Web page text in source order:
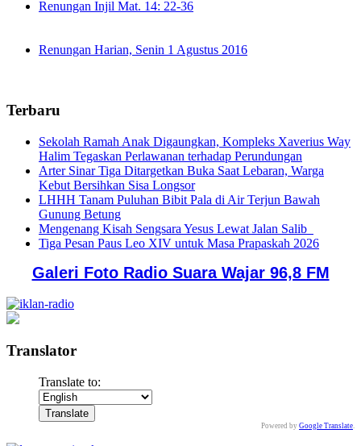
Renungan Injil Mat. 14: 22-36
Renungan Harian, Senin 1 Agustus 2016
Terbaru
Sekolah Ramah Anak Digaungkan, Kompleks Xaverius Way
Halim Tegaskan Perlawanan terhadap Perundungan
Arter Sinar Tiga Ditargetkan Buka Saat Lebaran, Warga
Kebut Bersihkan Sisa Longsor
LHHH Tanam Puluhan Bibit Pala di Air Terjun Bawah
Gunung Betung
Mengenang Kisah Sengsara Yesus Lewat Jalan Salib
Tiga Pesan Paus Leo XIV untuk Masa Prapaskah 2026
Galeri Foto Radio Suara Wajar 96,8 FM
Translator
Translate to:
Powered by Google Translate.